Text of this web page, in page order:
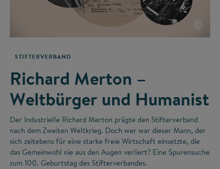
©
STIFTERVERBAND
Richard Merton –
Weltbürger und Humanist
Der Industrielle Richard Merton prägte den Stifterverband
nach dem Zweiten Weltkrieg. Doch wer war dieser Mann, der
sich zeitebens für eine starke freie Wirtschaft einsetzte, die
das Gemeinwohl nie aus den Augen verliert? Eine Spurensuche
zum 100. Geburtstag des Stifterverbandes.